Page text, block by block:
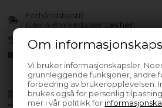
Om
Vi bruker informasjonskapsler.
grunnleggende funksjoner, andre
forbedring av brukeropplevelsen.
brukes også for personlig
mer i vår politikk for
Produktinfo Spørsmål om
Forhåndsbestill
(Lev. 4-6 virkedager. Les her)
30 dagers returrett